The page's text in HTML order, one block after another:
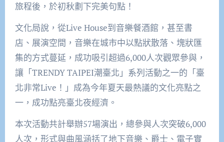
旅程後，於初秋劃下完美句點！
文化局說，從Live House到音樂餐酒館，甚至書
店、展演空間，音樂在城市中以點狀散落、塊狀匯
集的方式蔓延，成功吸引超過6,000人次觀眾參與，
讓「TRENDY TAIPEI潮臺北」系列活動之一的「臺
北非常Live！」成為今年夏天最熱議的文化亮點之
一，成功點亮臺北夜經濟。
本次活動共計舉辦57場演出，總參與人次突破6,000
人次，形式與曲風涵括了地下音樂、爵士、電子實